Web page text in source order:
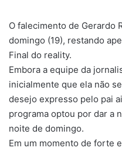
O falecimento de Gerardo
domingo (19), restando
Final do reality.
Embora a equipe da
inicialmente que ela não
desejo expresso pelo pai
programa optou por dar a
noite de domingo.
Em um momento de forte